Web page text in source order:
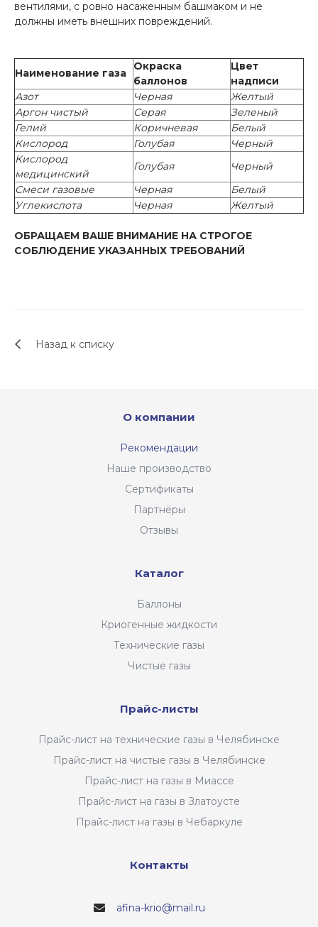
вентилями, с ровно насаженным башмаком и не
должны иметь внешних повреждений.
Наименование газа
Окраска
баллонов
Цвет
надписи
Азот
Черная
Желтый
Аргон чистый
Серая
Зеленый
Гелий
Коричневая
Белый
Кислород
Голубая
Черный
Кислород
медицинский
Голубая
Черный
Смеси газовые
Черная
Белый
Углекислота
Черная Желтый
ОБРАЩАЕМ ВАШЕ ВНИМАНИЕ НА СТРОГОЕ
СОБЛЮДЕНИЕ УКАЗАННЫХ ТРЕБОВАНИЙ
Назад к списку
О компании
Рекомендации
Наше производство
Сертификаты
Партнёры
Отзывы
Каталог
Баллоны
Криогенные жидкости
Технические газы
Чистые газы
Прайс-листы
Прайс-лист на технические газы в Челябинске
Прайс-лист на чистые газы в Челябинске
Прайс-лист на газы в Миассе
Прайс-лист на газы в Златоусте
Прайс-лист на газы в Чебаркуле
Контакты
afina-krio@mail.ru